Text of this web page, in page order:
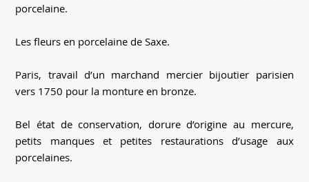
porcelaine.
Les fleurs en porcelaine de Saxe.
Paris, travail d’un marchand mercier bijoutier parisien
vers 1750 pour la monture en bronze.
Bel état de conservation, dorure d’origine au mercure,
petits manques et petites restaurations d’usage aux
porcelaines.